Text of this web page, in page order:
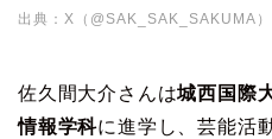
出典：X（@SAK_SAK_SAKUMA）
佐久間大介さんは城西国際
情報学科に進学し、芸能活